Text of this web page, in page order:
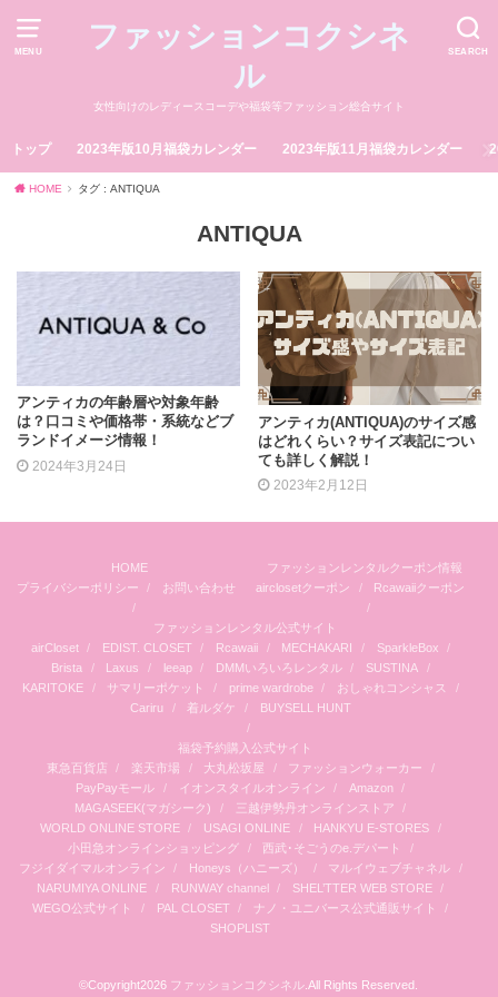
MENU SEARCH
ファッションコクシネ
ル
女性向けのレディースコーデや福袋等ファッション総合サイト
トップ 2023年版10月福袋カレンダー 2023年版11月福袋カレンダー
HOME タグ : ANTIQUA
ANTIQUA
アンティカの年齢層や対象年齢
は？口コミや価格帯・系統などブ
ランドイメージ情報！
2024年3月24日
アンティカ(ANTIQUA)のサイズ感
はどれくらい？サイズ表記につい
ても詳しく解説！
2023年2月12日
HOME
プライバシーポリシー
お問い合わせ
ファッションレンタルクーポン情報
airclosetクーポン
Rcawaiiクーポン
ファッションレンタル公式サイト
airCloset
EDIST. CLOSET Rcawaii MECHAKARI
SparkleBox
Brista
Laxus leeap DMMいろいろレンタル
SUSTINA
KARITOKE
サマリーポケット prime wardrobe
おしゃれコンシャス
Cariru
着ルダケ BUYSELL HUNT
福袋予約購入公式サイト
東急百貨店
楽天市場 大丸松坂屋
ファッションウォーカー
PayPayモール
イオンスタイルオンライン
Amazon
MAGASEEK(マガシーク)
三越伊勢丹オンラインストア
WORLD ONLINE STORE
USAGI ONLINE
HANKYU E-STORES
小田急オンラインショッピング
西武･そごうのe.デパート
フジイダイマルオンライン
Honeys（ハニーズ）
マルイウェブチャネル
NARUMIYA ONLINE
RUNWAY channel
SHEL’TTER WEB STORE
WEGO公式サイト
PAL CLOSET
ナノ・ユニバース公式通販サイト
SHOPLIST
©Copyright2026 ファッションコクシネル .All Rights Reserved.